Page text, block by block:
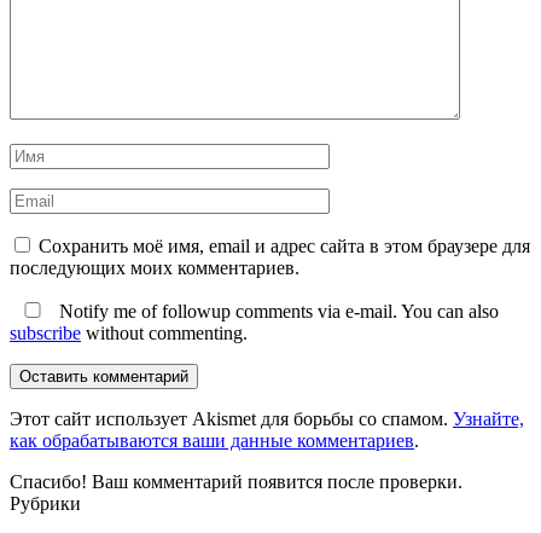
Сохранить моё имя, email и адрес сайта в этом браузере для
последующих моих комментариев.
Notify me of followup comments via e-mail. You can also
subscribe without commenting.
Оставить комментарий
Этот сайт использует Akismet для борьбы со спамом. Узнайте,
как обрабатываются ваши данные комментариев.
Спасибо! Ваш комментарий появится после проверки.
Рубрики